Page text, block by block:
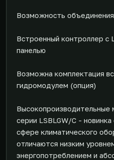
Возможность
Встроенный контроллер с
панелью
Возможна комплектация
гидромодулем (опция)
Высокопроизводительные
серии LSBLGW/C -
сфере климатического
отличаются низким
энергопотреблением и